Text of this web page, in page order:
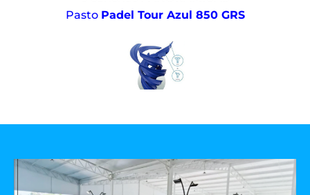
Pasto Padel Tour Azul 850 GRS